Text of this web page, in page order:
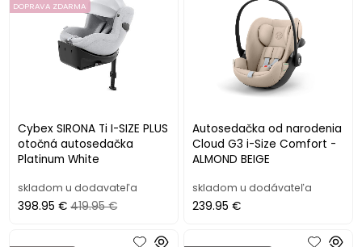
Cybex SIRONA Ti I-SIZE PLUS
otočná autosedačka
Platinum White
DOPRAVA ZDARMA
skladom u dodavateľa
398.95 € 419.95 €
Autosedačka od narodenia
Cloud G3 i-Size Comfort -
ALMOND BEIGE
skladom u dodávateľa
239.95 €